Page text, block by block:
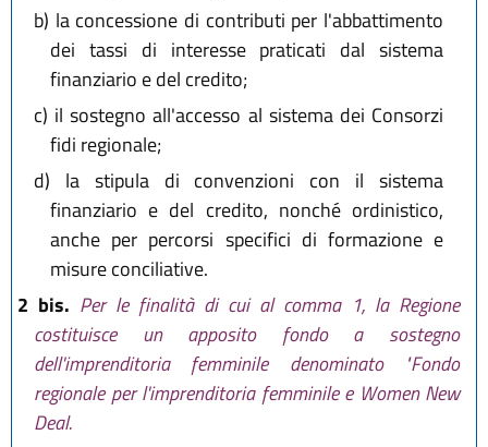
b) la concessione di contributi per l'abbattimento
dei tassi di interesse praticati dal sistema
finanziario e del credito;
c) il sostegno all'accesso al sistema dei Consorzi
fidi regionale;
d) la stipula di convenzioni con il sistema
finanziario e del credito, nonché ordinistico,
anche per percorsi specifici di formazione e
misure conciliative.
2 bis. Per le finalità di cui al comma 1, la Regione
costituisce un apposito fondo a sostegno
dell'imprenditoria femminile denominato "Fondo
regionale per l'imprenditoria femminile e Women New
Deal.